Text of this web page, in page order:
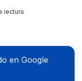
lectura
en Google